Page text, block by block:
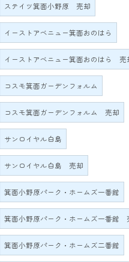
ステイツ箕面小野原 売却
イーストアベニュー箕面おのはら
イーストアベニュー箕面おのはら 売
コスモ箕面ガーデンフォルム
コスモ箕面ガーデンフォルム 売却
サンロイヤル白島
サンロイヤル白島 売却
箕面小野原パーク・ホームズ一番館
箕面小野原パーク・ホームズ一番館
箕面小野原パーク・ホームズ二番館